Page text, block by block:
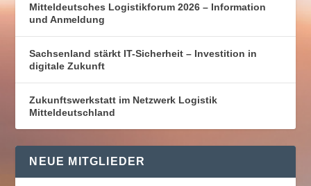
Mitteldeutsches Logistikforum 2026 – Information
und Anmeldung
Sachsenland stärkt IT-Sicherheit – Investition in
digitale Zukunft
Zukunftswerkstatt im Netzwerk Logistik
Mitteldeutschland
NEUE MITGLIEDER